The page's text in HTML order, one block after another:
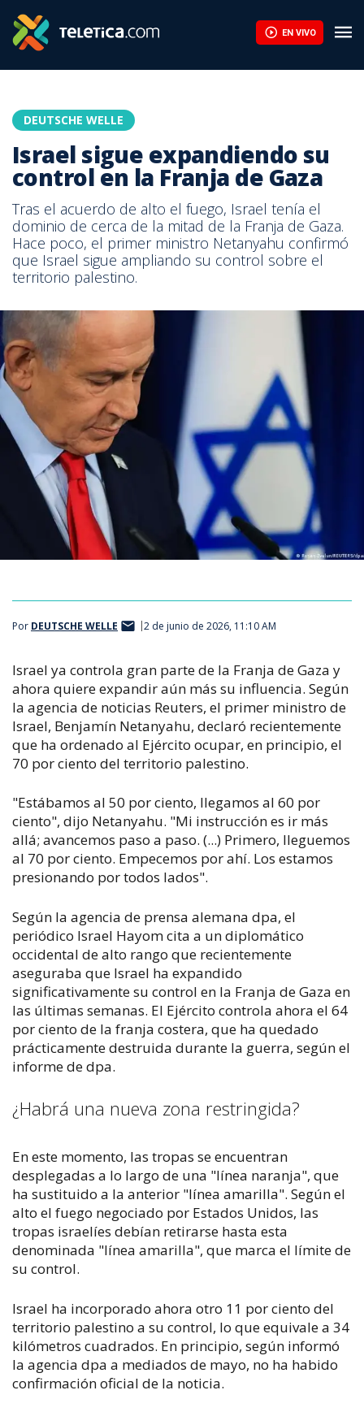
EN VIVO
DEUTSCHE WELLE
Israel sigue expandiendo su
control en la Franja de Gaza
Tras el acuerdo de alto el fuego, Israel tenía el
dominio de cerca de la mitad de la Franja de Gaza.
Hace poco, el primer ministro Netanyahu confirmó
que Israel sigue ampliando su control sobre el
territorio palestino.
Por DEUTSCHE WELLE 2 de junio de 2026, 11:10 AM
Israel ya controla gran parte de la Franja de Gaza y
ahora quiere expandir aún más su influencia. Según
la agencia de noticias Reuters, el primer ministro de
Israel, Benjamín Netanyahu, declaró recientemente
que ha ordenado al Ejército ocupar, en principio, el
70 por ciento del territorio palestino.
"Estábamos al 50 por ciento, llegamos al 60 por
ciento", dijo Netanyahu. "Mi instrucción es ir más
allá; avancemos paso a paso. (...) Primero, lleguemos
al 70 por ciento. Empecemos por ahí. Los estamos
presionando por todos lados".
Según la agencia de prensa alemana dpa, el
periódico Israel Hayomcita a un diplomático
occidental de alto rango que recientemente
aseguraba que Israel ha expandido
significativamente su control en la Franja de Gaza en
las últimas semanas. El Ejército controla ahora el 64
por ciento de la franja costera, que ha quedado
prácticamente destruida durante la guerra, según el
informe de dpa.
¿Habrá una nueva zona restringida?
En este momento, las tropas se encuentran
desplegadas a lo largo de una "línea naranja", que
ha sustituido a la anterior "línea amarilla". Según el
alto el fuego negociado por Estados Unidos, las
tropas israelíes debían retirarse hasta esta
denominada "línea amarilla", que marca el límite de
su control.
Israel ha incorporado ahora otro 11 por ciento del
territorio palestino a su control, lo que equivale a 34
kilómetros cuadrados. En principio, según informó
la agencia dpa a mediados de mayo, no ha habido
confirmación oficial de la noticia.